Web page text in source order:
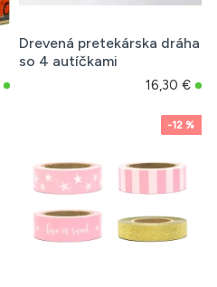
Drevená pretekárska dráha
so 4 autíčkami
16,30 €
-12 %